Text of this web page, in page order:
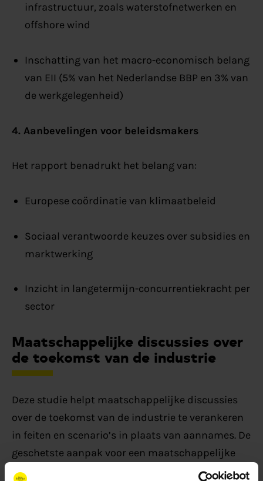
infrastructuur, zoals waterstofnetwerken en
offshore wind
Inschatting van het macro-economisch belang
van EII (5% van het Nederlandse BBP en 3% van
de werkgelegenheid)
4. Aanbevelingen voor beleidsmakers
Het rapport benadrukt het belang van:
Europese coördinatie van klimaatbeleid
Sociaal verantwoorde keuzes over subsidies en
marktwerking
Inzicht in langetermijn-concurrentiekracht per
sector
Maatschappelijke discussies over
de toekomst van de industrie
Deze studie helpt maatschappelijke discussies
over de toekomst van de industrie te verankeren
in feiten en scenario’s in plaats van aannames. De
geschetste aanpak voor een maatschappelijke
kosten-batenanalyse (MKBA) biedt handvatten